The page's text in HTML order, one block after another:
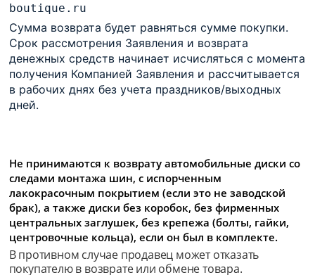
boutique.ru
Сумма возврата будет равняться сумме покупки.
Срок рассмотрения Заявления и возврата
денежных средств начинает исчисляться с момента
получения Компанией Заявления и рассчитывается
в рабочих днях без учета праздников/выходных
дней.
Не принимаются к возврату автомобильные диски со
следами монтажа шин, с испорченным
лакокрасочным покрытием (если это не заводской
брак), а также диски без коробок, без фирменных
центральных заглушек, без крепежа (болты, гайки,
центровочные кольца), если он был в комплекте.
В противном случае продавец может отказать
покупателю в возврате или обмене товара.